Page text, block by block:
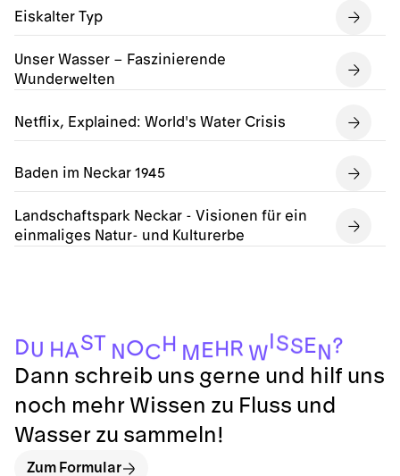
Eiskalter Typ
Unser Wasser – Faszinierende
Wunderwelten
Netflix, Explained: World's Water Crisis
Baden im Neckar 1945
Landschaftspark Neckar - Visionen für ein
einmaliges Natur- und Kulturerbe
DU H AST N OC H M E H R W SS EN?
Dann schreib uns gerne und hilf uns
noch mehr Wissen zu Fluss und
Wasser zu sammeln!
Zum Formular